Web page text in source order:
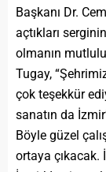
Başkanı Dr.
açtıkları
olmanın
Tugay,
çok teşekkür
sanatın da
Böyle güzel
ortaya çıkacak.